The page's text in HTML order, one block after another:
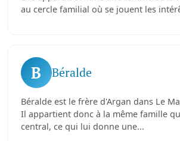
au cercle familial où se jouent les
B Béralde
Béralde est le frère d'Argan dans Le
Il appartient donc à la même famille
central, ce qui lui donne une...